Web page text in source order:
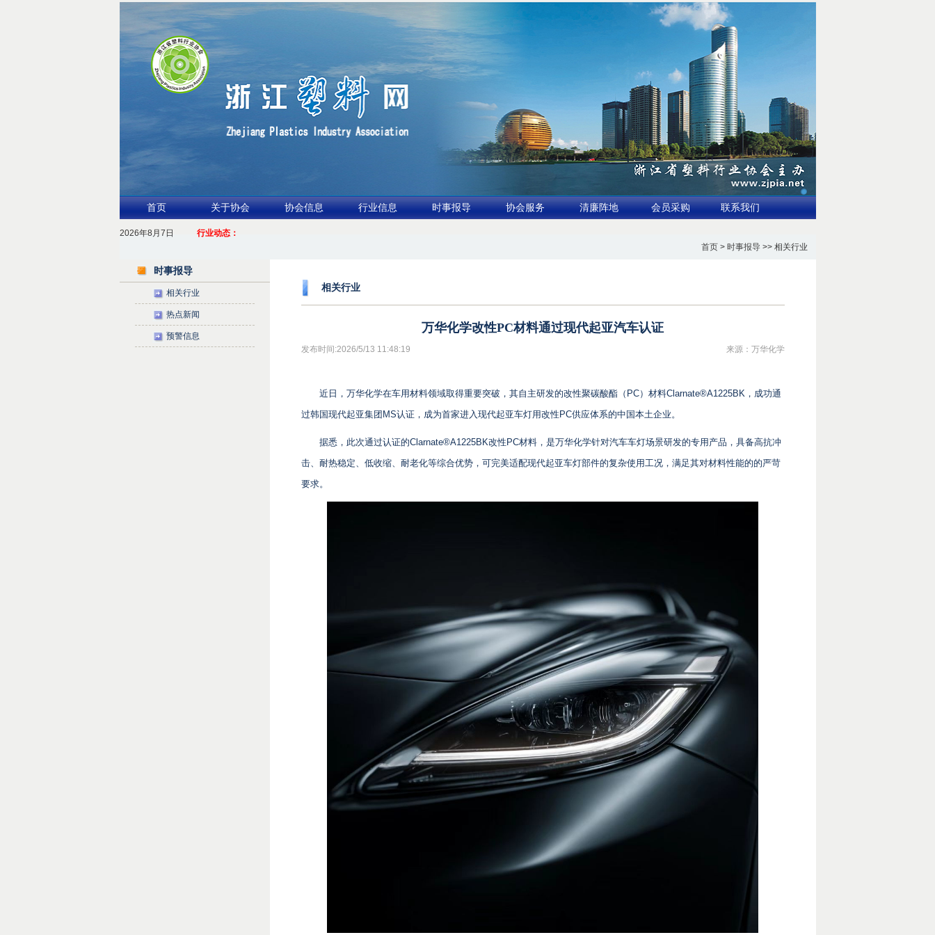
首页 关于协会 协会信息 行业信息 时事报导 协会服务 清廉阵地 会员采购 联系我们
2026年8月7日 行业动态：
1.聚力产业链 共启新征程
首页> 时事报导 >> 相关行业
时事报导
相关行业
热点新闻
预警信息
相关行业
万华化学改性PC材料通过现代起亚汽车认证
发布时间:2026/5/13 11:48:19 来源：万华化学
近日，万华化学在车用材料领域取得重要突破，其自主研发的改性聚碳酸酯（PC）材料Clarnate®A1225BK，成功通
过韩国现代起亚集团MS认证，成为首家进入现代起亚车灯用改性PC供应体系的中国本土企业。
据悉，此次通过认证的Clarnate®A1225BK改性PC材料，是万华化学针对汽车车灯场景研发的专用产品，具备高抗冲
击、耐热稳定、低收缩、耐老化等综合优势，可完美适配现代起亚车灯部件的复杂使用工况，满足其对材料性能的的严苛
要求。